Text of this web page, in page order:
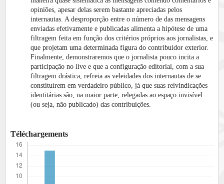
opiniões, apesar delas serem bastante apreciadas pelos
internautas. A desproporção entre o número de das mensagens
enviadas efetivamente e publicadas alimenta a hipótese de uma
filtragem feita em função dos critérios próprios aos jornalistas, e
que projetam uma determinada figura do contribuidor exterior.
Finalmente, demonstraremos que o jornalista pouco incita a
participação no live e que a configuração editorial, com a sua
filtragem drástica, refreia as veleidades dos internautas de se
constituírem em verdadeiro público, já que suas reivindicações
identitárias são, na maior parte, relegadas ao espaço invisível
(ou seja, não publicado) das contribuições.
Téléchargements